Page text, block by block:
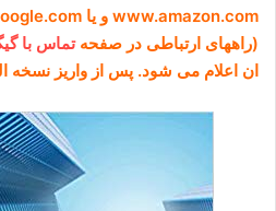
(راههای ارتباطی در صفحهتماس با
ان اعلام می شود. پس از واریز نسخه